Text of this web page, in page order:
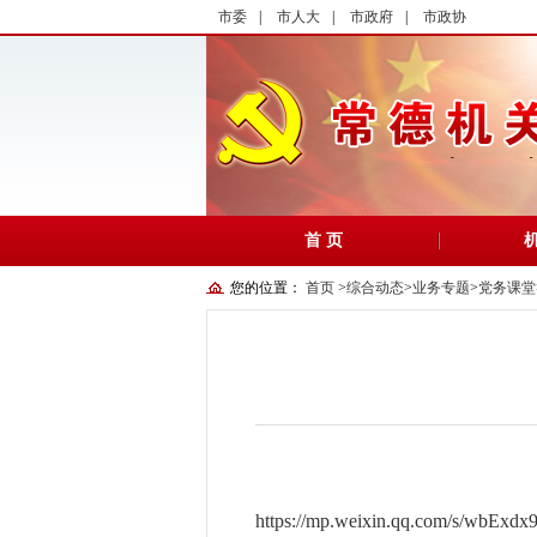
市委 市人大 市政府 市政协
首 页
您的位置： 首页 >综合动态>业务专题>党务课堂
https://mp.weixin.qq.com/s/